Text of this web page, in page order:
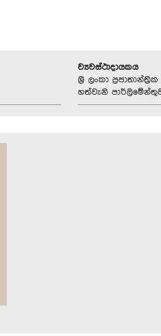
ව්‍යවස්ථාදායකය
ශ්‍රී ලංකා
හත්වැනි